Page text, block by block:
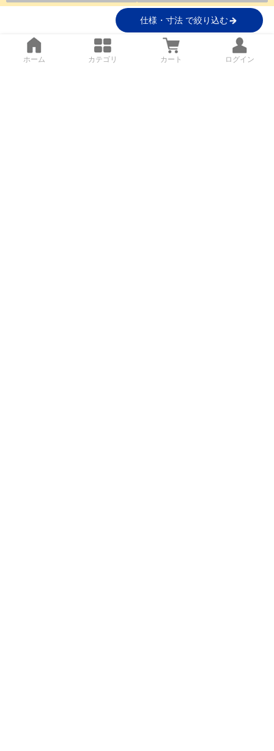
仕様・寸法 で絞り込む
ホーム カテゴリ カート ログイン